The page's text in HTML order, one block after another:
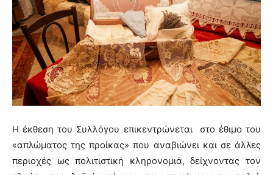
Η έκθεση του Συλλόγου επικεντρώνεται στο έθιμο του
«απλώματος της προίκας» που αναβιώνει και σε άλλες
περιοχές ως πολιτιστική κληρονομιά, δείχνοντας τον